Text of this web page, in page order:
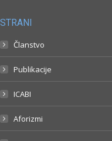
STRANI
Članstvo
Publikacije
ICABI
Aforizmi